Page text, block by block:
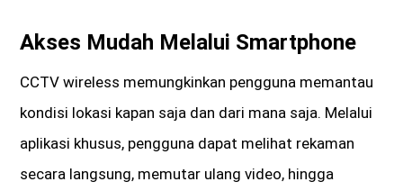
Akses Mudah Melalui Smartphone
CCTV wireless memungkinkan pengguna memantau
kondisi lokasi kapan saja dan dari mana saja. Melalui
aplikasi khusus, pengguna dapat melihat rekaman
secara langsung, memutar ulang video, hingga